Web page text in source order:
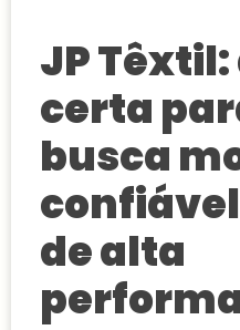
JP
certa
busca
de alta